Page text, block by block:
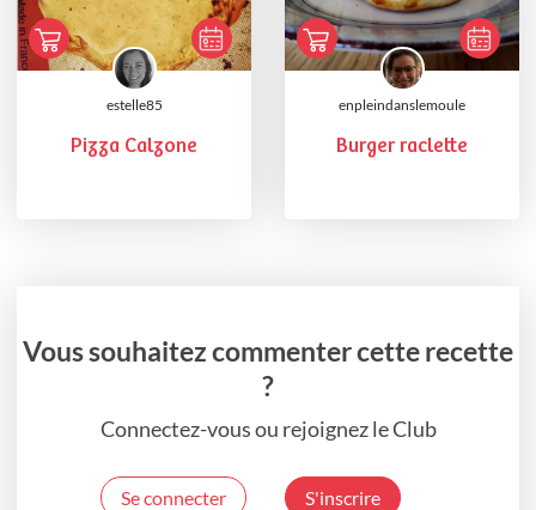
estelle85
Pizza Calzone
enpleindanslemoule
Burger raclette
Vous souhaitez commenter cette recette
?
Connectez-vous ou rejoignez le Club
Se connecter S'inscrire